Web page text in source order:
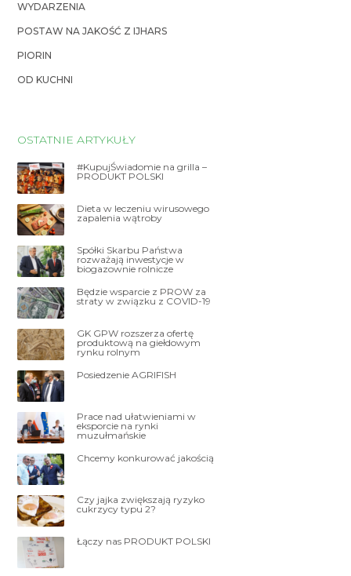
WYDARZENIA
POSTAW NA JAKOŚĆ Z IJHARS
PIORIN
OD KUCHNI
OSTATNIE ARTYKUŁY
#KupujŚwiadomie na grilla –
PRODUKT POLSKI
Dieta w leczeniu wirusowego
zapalenia wątroby
Spółki Skarbu Państwa
rozważają inwestycje w
biogazownie rolnicze
Będzie wsparcie z PROW za
straty w związku z COVID-19
GK GPW rozszerza ofertę
produktową na giełdowym
rynku rolnym
Posiedzenie AGRIFISH
Prace nad ułatwieniami w
eksporcie na rynki
muzułmańskie
Chcemy konkurować jakością
Czy jajka zwiększają ryzyko
cukrzycy typu 2?
Łączy nas PRODUKT POLSKI